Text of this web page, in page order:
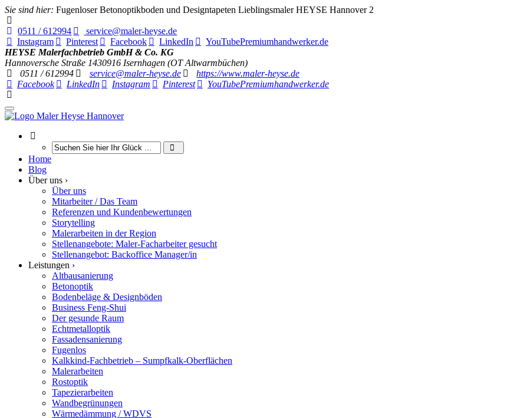
Sie sind hier: Fugenloser Betonoptikboden und Designtapeten Lieblingsmaler HEYSE Hannover 2
0511 / 612994
service@maler-heyse.de
Instagram
Pinterest Facebook LinkedIn YouTubePremiumhandwerker.de
HEYSE Malerfachbetrieb GmbH & Co. KG
Hannoversche Straße 1430916 Isernhagen (OT Altwarmbüchen)
0511 / 612994
service@maler-heyse.de
https://www.maler-heyse.de
Facebook
LinkedIn Instagram Pinterest YouTubePremiumhandwerker.de
Home
Blog
Über uns ›
Über uns
Mitarbeiter / Das Team
Referenzen und Kundenbewertungen
Storytelling
Malerarbeiten in der Region
Stellenangebote: Maler-Facharbeiter gesucht
Stellenangebot: Backoffice Manager/in
Leistungen ›
Altbausanierung
Betonoptik
Bodenbeläge & Designböden
Business Feng-Shui
Der gesunde Raum
Echtmetalloptik
Fassadensanierung
Fugenlos
Kalkkind-Fachbetrieb – Sumpfkalk-Oberflächen
Malerarbeiten
Rostoptik
Tapezierarbeiten
Wandbegrünungen
Wärmedämmung / WDVS